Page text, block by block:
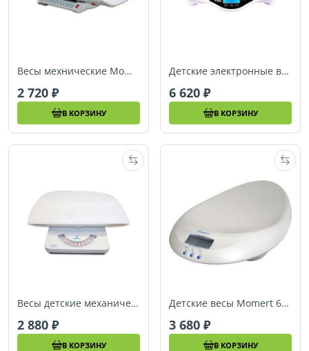
Весы мехнические Momert 7474-0000
2 720
В КОРЗИНУ
Детские электронные весы Ramili RBS9000
6 620
В КОРЗИНУ
Весы детские механические Momert 6510
2 880
В КОРЗИНУ
Детские весы Momert 6401 электронные + Косметический набор Beurer
3 680
В КОРЗИНУ